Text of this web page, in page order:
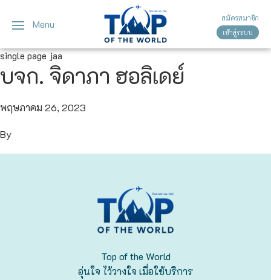
Menu
สมัครสมาชิก
เข้าสู่ระบบ
single page jaa
บจก. จิดาภา ฮอลิเดย์
พฤษภาคม 26, 2023
By
Top of the World
อุ่นใจ ไว้วางใจ เมื่อใช้บริการ
ญี่ปุ่นทัวร์ญี่ปุ่น
โตเกียว
โอซาก้า
เวียดนาม
ทัวร์เวียดนาม